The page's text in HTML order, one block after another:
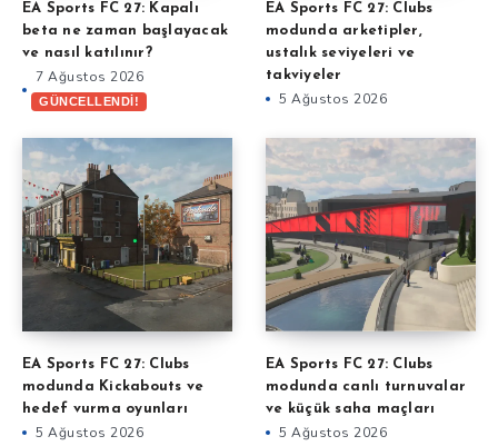
EA Sports FC 27: Kapalı
beta ne zaman başlayacak
ve nasıl katılınır?
7 Ağustos 2026
GÜNCELLENDİ!
EA Sports FC 27: Clubs
modunda arketipler,
ustalık seviyeleri ve
takviyeler
5 Ağustos 2026
EA Sports FC 27: Clubs
modunda Kickabouts ve
hedef vurma oyunları
5 Ağustos 2026
EA Sports FC 27: Clubs
modunda canlı turnuvalar
ve küçük saha maçları
5 Ağustos 2026